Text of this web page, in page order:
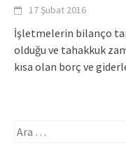
17 Şubat 2016
İşletmelerin bilanço
olduğu ve tahakkuk
kısa olan borç ve
Arama: